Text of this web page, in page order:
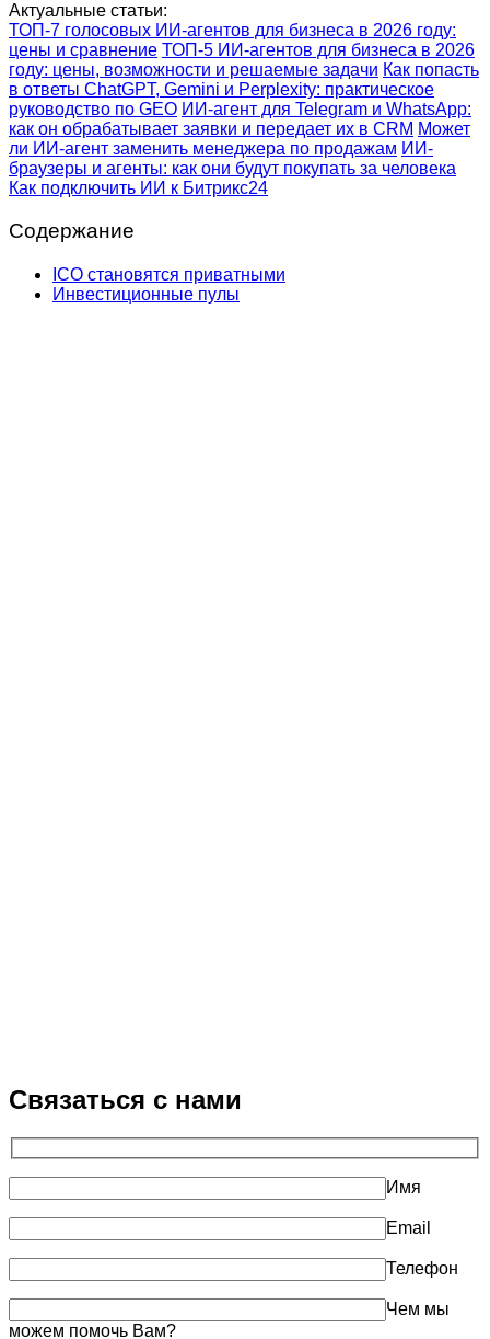
Актуальные статьи:
ТОП-7 голосовых ИИ-агентов для бизнеса в 2026 году:
цены и сравнение ТОП-5 ИИ-агентов для бизнеса в 2026
году: цены, возможности и решаемые задачи Как попасть
в ответы ChatGPT, Gemini и Perplexity: практическое
руководство по GEO ИИ-агент для Telegram и WhatsApp:
как он обрабатывает заявки и передает их в CRM Может
ли ИИ-агент заменить менеджера по продажам ИИ-
браузеры и агенты: как они будут покупать за человека
Как подключить ИИ к Битрикс24
Содержание
ICO становятся приватными
Инвестиционные пулы
Связаться с нами
Имя
Email
Телефон
Чем мы
можем помочь Вам?